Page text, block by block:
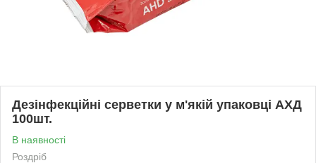
Дезінфекційні серветки у м'якій упаковці АХД
100шт.
В наявності
Роздріб